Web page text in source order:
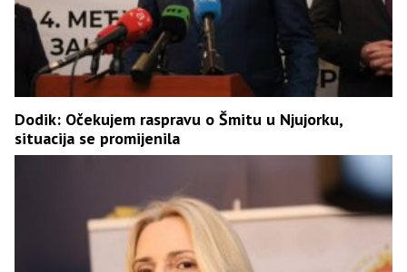
Dodik: Očekujem raspravu o Šmitu u Njujorku,
situacija se promijenila